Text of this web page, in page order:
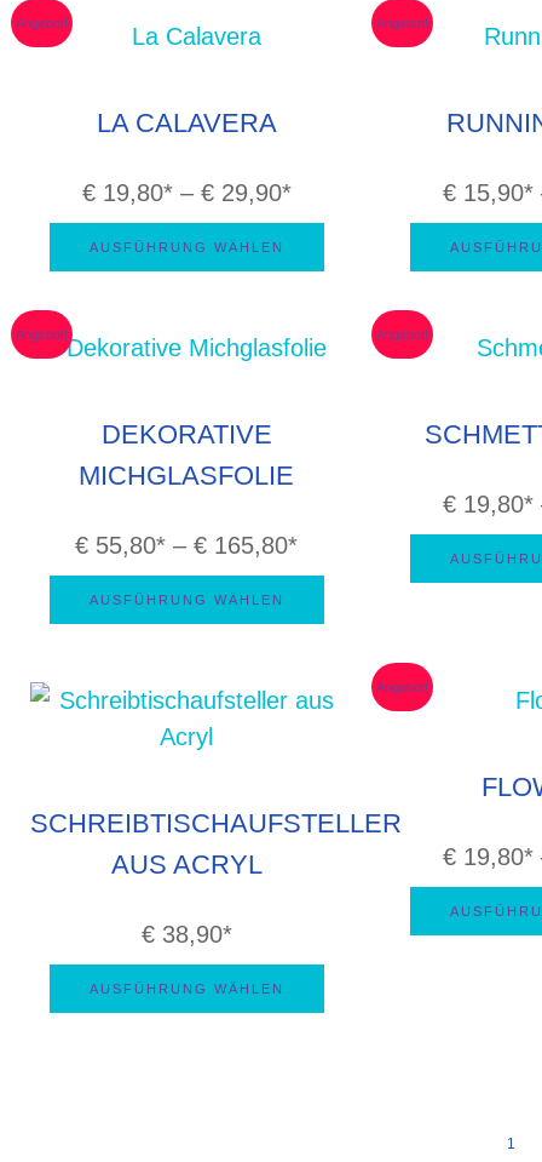
Angebot!
LA CALAVERA
€19,80 – €29,90 Preisspanne:
€ 19,80
AUSFÜHRUNG WÄHLEN
Angebot!
€15,90
Angebot!
DEKORATIVE
MICHGLASFOLIE
€ 55,80 –€ 165,80 Preisspanne:
€ 55,80
AUSFÜHRUNG WÄHLEN
Angebot!
€19,80
SCHREIBTISCHAUFSTELLER
AUS ACRYL
€38,90
AUSFÜHRUNG WÄHLEN
Angebot!
€19,80
1